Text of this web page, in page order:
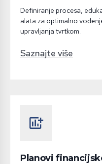
Definiranje procesa,
alata za optimalno
upravljanja tvrtkom.
Saznajte više
add_chart
Planovi